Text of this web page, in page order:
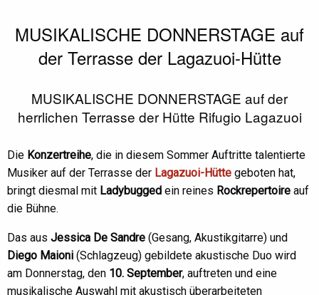
MUSIKALISCHE DONNERSTAGE auf
der Terrasse der Lagazuoi-Hütte
MUSIKALISCHE DONNERSTAGE auf der
herrlichen Terrasse der Hütte Rifugio Lagazuoi
Die Konzertreihe, die in diesem Sommer Auftritte talentierte
Musiker auf der Terrasse der Lagazuoi-Hütte geboten hat,
bringt diesmal mit Ladybugged ein reines Rockrepertoire auf
die Bühne.
Das aus Jessica De Sandre (Gesang, Akustikgitarre) und
Diego Maioni (Schlagzeug) gebildete akustische Duo wird
am Donnerstag, den 10. September, auftreten und eine
musikalische Auswahl mit akustisch überarbeiteten